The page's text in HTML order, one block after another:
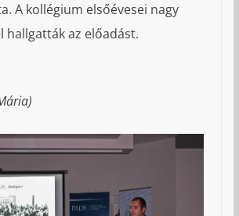
A kollégium elsőévesei nagy
hallgatták az előadást.